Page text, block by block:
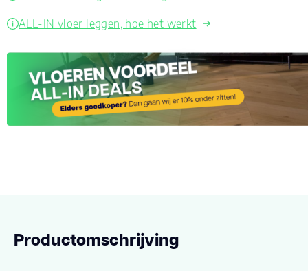
ALL-IN vloer leggen, hoe het werkt
Productomschrijving